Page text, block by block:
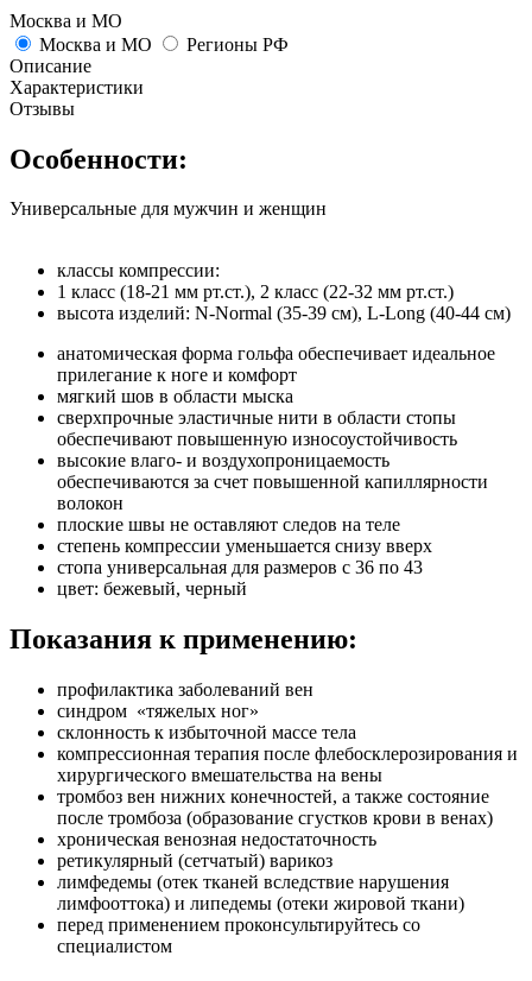
Москва и МО
Москва и МО
Регионы РФ
Описание
Характеристики
Отзывы
Особенности:
Универсальные для мужчин и женщин
классы компрессии:
1 класс (18-21 мм рт.ст.), 2 класс (22-32 мм рт.ст.)
высота изделий: N-Normal (35-39 cм), L-Long (40-44 см)
анатомическая форма гольфа обеспечивает идеальное
прилегание к ноге и комфорт
мягкий шов в области мыска
сверхпрочные эластичные нити в области стопы
обеспечивают повышенную износоустойчивость
высокие влаго- и воздухопроницаемость
обеспечиваются за счет повышенной капиллярности
волокон
плоские швы не оставляют следов на теле
степень компрессии уменьшается снизу вверх
стопа универсальная для размеров с 36 по 43
цвет: бежевый, черный
Показания к применению:
профилактика заболеваний вен
синдром «тяжелых ног»
склонность к избыточной массе тела
компрессионная терапия после флебосклерозирования и
хирургического вмешательства на вены
тромбоз вен нижних конечностей, а также состояние
после тромбоза (образование сгустков крови в венах)
хроническая венозная недостаточность
ретикулярный (сетчатый) варикоз
лимфедемы (отек тканей вследствие нарушения
лимфооттока) и липедемы (отеки жировой ткани)
перед применением проконсультируйтесь со
специалистом